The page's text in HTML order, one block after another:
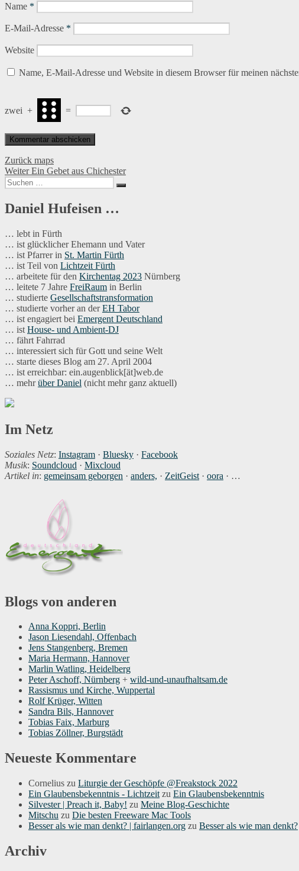
Name *
E-Mail-Adresse *
Website
Name, E-Mail-Adresse und Website in diesem Browser für meinen
zwei + =
Beitragsnavigation
Zurück Vorheriger
Beitrag:
maps
Weiter Nächster
Beitrag:
Ein Gebet aus Chichester
Suchen
nach:
Suchen
Daniel Hufeisen …
… lebt in Fürth
… ist glücklicher Ehemann und Vater
… ist Pfarrer in St. Martin Fürth
… ist Teil von Lichtzeit Fürth
… arbeitete für den Kirchentag 2023 Nürnberg
… leitete 7 Jahre FreiRaum in Berlin
… studierte Gesellschaftstransformation
… studierte vorher an derEH Tabor
… ist engagiert bei Emergent Deutschland
… ist House- und Ambient-DJ
… fährt Fahrrad
… interessiert sich für Gott und seine Welt
… starte dieses Blog am 27. April 2004
… ist erreichbar: ein.augenblick[ät]web.de
… mehrüber Daniel (nicht mehr ganz aktuell)
Im Netz
Soziales Netz: Instagram · Bluesky · Facebook
Musik: Soundcloud · Mixcloud
Artikel in: gemeinsam geborgen · anders, · ZeitGeist · oora · …
Blogs von anderen
Anna Koppri, Berlin
Jason Liesendahl, Offenbach
Jens Stangenberg, Bremen
Maria Hermann, Hannover
Marlin Watling, Heidelberg
Peter Aschoff, Nürnberg + wild-und-unaufhaltsam.de
Rassismus und Kirche, Wuppertal
Rolf Krüger, Witten
Sandra Bils, Hannover
Tobias Faix, Marburg
Tobias Zöllner, Burgstädt
Neueste Kommentare
Cornelius zu Liturgie der Geschöpfe @Freakstock 2022
Ein Glaubensbekenntnis - Lichtzeit zu Ein Glaubensbekenntnis
Silvester | Preach it, Baby! zu Meine Blog-Geschichte
Mitschu zu Die besten Freeware Mac Tools
Besser als wie man denkt? | fairlangen.org zu Besser als wie man denkt?
Archiv